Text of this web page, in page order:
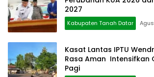
2027
Kabupaten Tanah Datar
Kasat Lantas IPTU
Rasa Aman Intensifkan
Pagi